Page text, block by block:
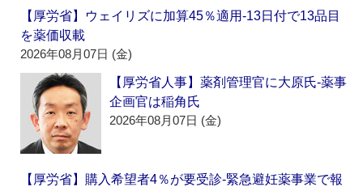
【厚労省】ウェイリズに加算45％適用‐13日付で13品目
を薬価収載
2026年08月07日 (金)
【厚労省人事】薬剤管理官に大原氏‐薬事
企画官は稲角氏
2026年08月07日 (金)
【厚労省】購入希望者4％が要受診‐緊急避妊薬事業で報